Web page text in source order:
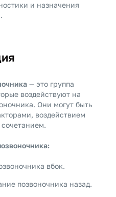
и назначения
— это группа
воздействуют на
Они могут быть
воздействием
вбок.
позвоночника назад.